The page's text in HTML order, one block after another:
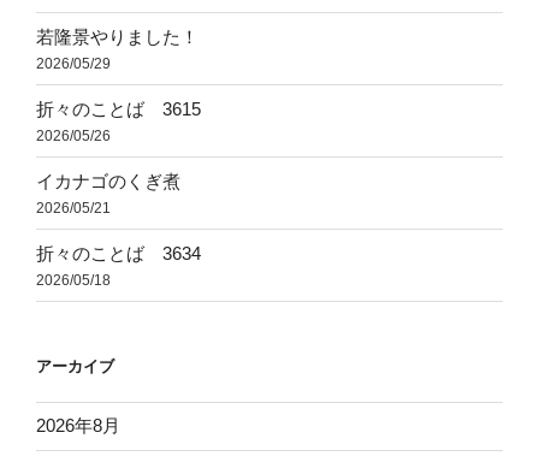
若隆景やりました！
2026/05/29
折々のことば 3615
2026/05/26
イカナゴのくぎ煮
2026/05/21
折々のことば 3634
2026/05/18
アーカイブ
2026年8月